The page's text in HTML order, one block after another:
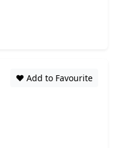
❤️ Add to Favourite